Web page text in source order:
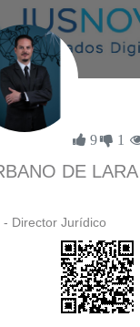
9 1
DE LARA
- Director Jurídico